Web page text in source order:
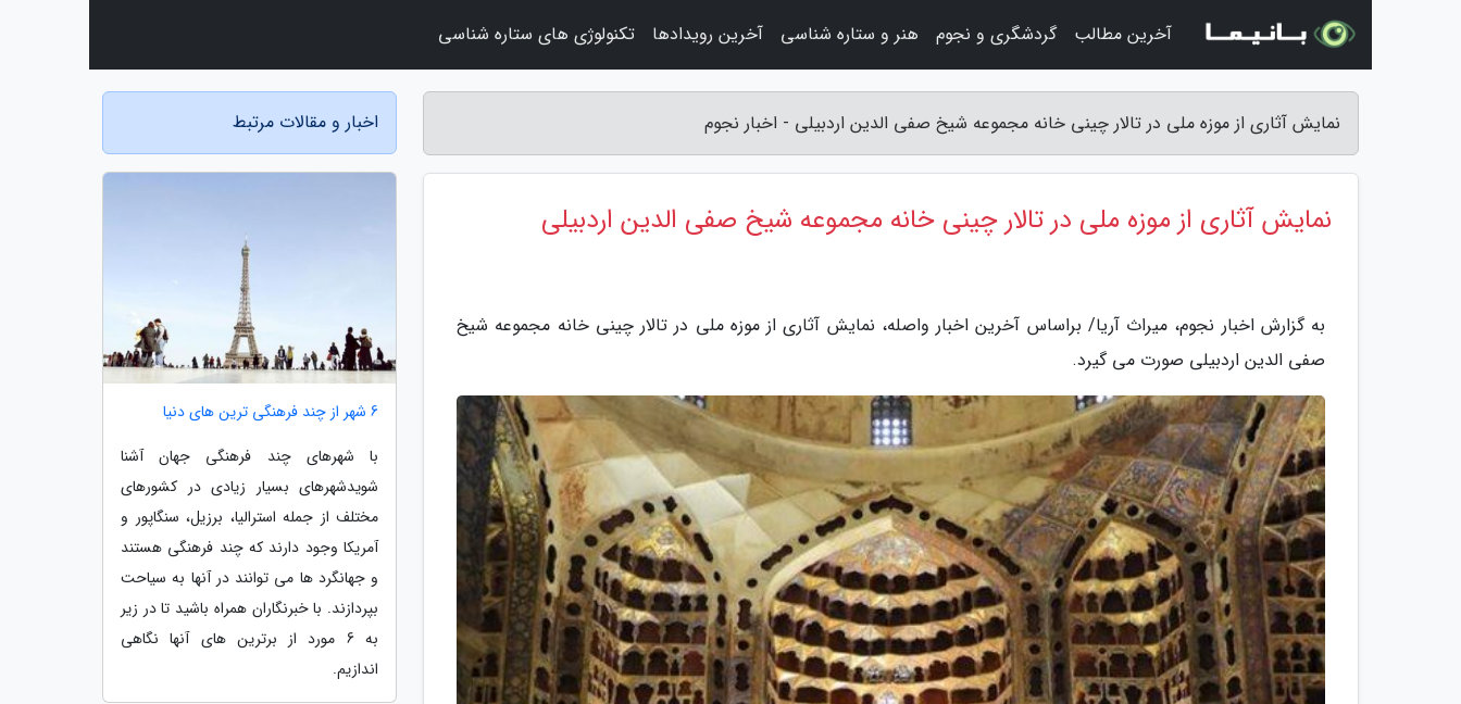
نمایش آثاری از موزه ملی در تالار چینی خانه مجموعه شیخ صفی الدین اردبیلی - اخبار نجوم
نمایش آثاری از موزه ملی در تالار چینی خانه مجموعه شیخ صفی الدین اردبیلی
به گزارش اخبار نجوم، میراث آریا/ براساس آخرین اخبار واصله، نمایش آثاری از موزه ملی در تالار چینی خانه مجموعه شیخ
صفی الدین اردبیلی صورت می گیرد.
اخبار و مقالات مرتبط
6 شهر از چند فرهنگی ترین های دنیا
با شهرهای چند فرهنگی جهان آشنا
شویدشهرهای بسیار زیادی در کشورهای
مختلف از جمله استرالیا، برزیل، سنگاپور و
آمریکا وجود دارند که چند فرهنگی هستند
و جهانگرد ها می توانند در آنها به سیاحت
بپردازند. با خبرنگاران همراه باشید تا در زیر
به 6 مورد از برترین های آنها نگاهی
اندازیم.
آخرین مطالب گردشگری و نجوم هنر و ستاره شناسی آخرین رویدادها تکنولوژی های ستاره شناسی